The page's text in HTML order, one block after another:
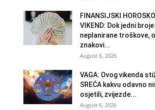
FINANSIJSKI
VIKEND: Dok jedni broje
neplanirane troškove,
znakovi...
August 6, 2026
VAGA: Ovog vikenda
SREĆA kakvu odavno
osjetili, zvijezde...
August 6, 2026